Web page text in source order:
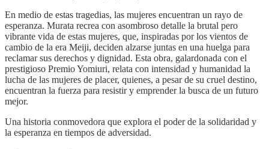
En medio de estas tragedias, las mujeres encuentran un rayo de
esperanza. Murata recrea con asombroso detalle la brutal pero
vibrante vida de estas mujeres, que, inspiradas por los vientos de
cambio de la era Meiji, deciden alzarse juntas en una huelga para
reclamar sus derechos y dignidad. Esta obra, galardonada con el
prestigioso Premio Yomiuri, relata con intensidad y humanidad la
lucha de las mujeres de placer, quienes, a pesar de su cruel destino,
encuentran la fuerza para resistir y emprender la busca de un futuro
mejor.
Una historia conmovedora que explora el poder de la solidaridad y
la esperanza en tiempos de adversidad.